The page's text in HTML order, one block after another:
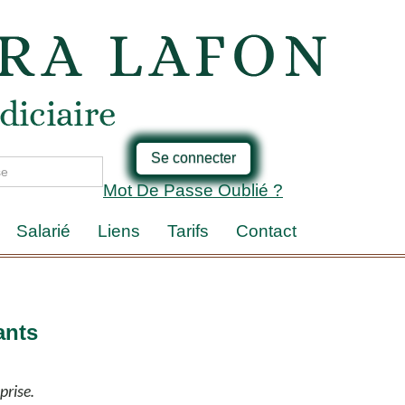
Se connecter
Mot De Passe Oublié ?
Salarié Liens Tarifs Contact